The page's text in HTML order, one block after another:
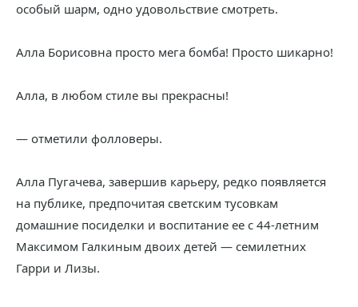
особый шарм, одно удовольствие смотреть.
Алла Борисовна просто мега бомба! Просто шикарно!
Алла, в любом стиле вы прекрасны!
— отметили фолловеры.
Алла Пугачева, завершив карьеру, редко появляется
на публике, предпочитая светским тусовкам
домашние посиделки и воспитание ее с 44-летним
Максимом Галкиным двоих детей — семилетних
Гарри и Лизы.